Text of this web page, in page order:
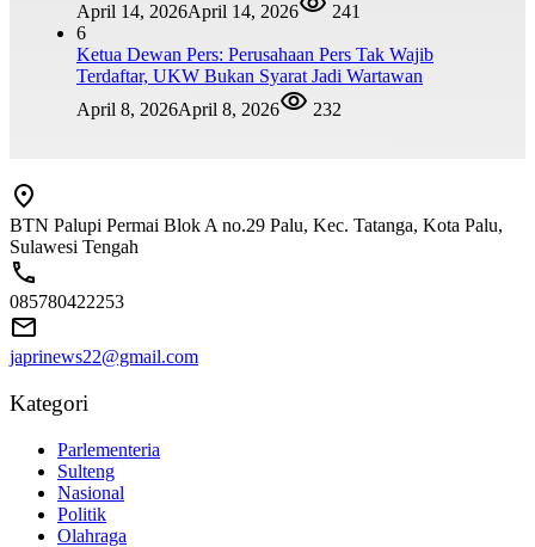
April 14, 2026April 14, 2026
241
6
Ketua Dewan Pers: Perusahaan Pers Tak Wajib
Terdaftar, UKW Bukan Syarat Jadi Wartawan
April 8, 2026April 8, 2026 232
BTN Palupi Permai Blok A no.29 Palu, Kec. Tatanga, Kota Palu,
Sulawesi Tengah
085780422253
japrinews22@gmail.com
Kategori
Parlementeria
Sulteng
Nasional
Politik
Olahraga